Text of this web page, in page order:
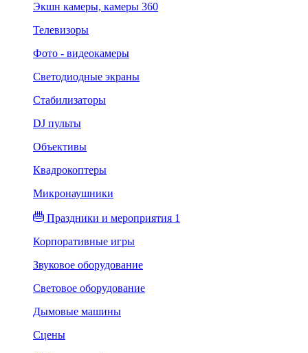
Экшн камеры, камеры 360
Телевизоры
Фото - видеокамеры
Светодиодные экраны
Стабилизаторы
DJ пульты
Объективы
Квадрокоптеры
Микронаушники
Праздники и мероприятия 1
Корпоративные игры
Звуковое оборудование
Световое оборудование
Дымовые машины
Сцены